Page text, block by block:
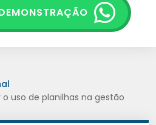
uso de planilhas na gestão